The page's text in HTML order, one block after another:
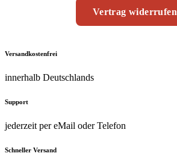
Vertrag widerrufen
Versandkostenfrei
innerhalb Deutschlands
Support
jederzeit per eMail oder Telefon
Schneller Versand